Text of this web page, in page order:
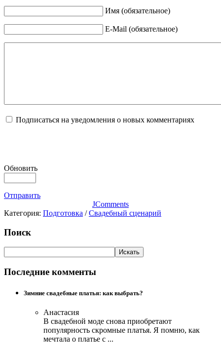
Имя (обязательное)
E-Mail (обязательное)
Подписаться на уведомления о новых комментариях
Обновить
Отправить
JComments
Категория: Подготовка /Свадебный сценарий
Поиск
Последние комменты
Зимние свадебные платья: как выбрать?
Анастасия
В свадебной моде снова приобретают
популярность скромные платья. Я помню, как
мечтала о платье с ...